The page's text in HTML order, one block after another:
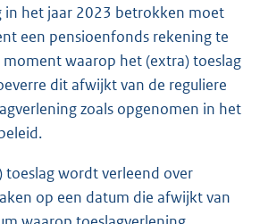
in het jaar 2023 betrokken moet
een pensioenfonds rekening te
waarop het (extra) toeslag
dit afwijkt van de reguliere
zoals opgenomen in het
toeslag wordt verleend over
op een datum die afwijkt van